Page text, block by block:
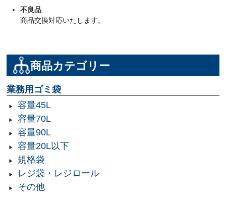
不良品
商品交換対応いたします。
商品カテゴリー
業務用ゴミ袋
容量45L
容量70L
容量90L
容量20L以下
規格袋
レジ袋・レジロール
その他